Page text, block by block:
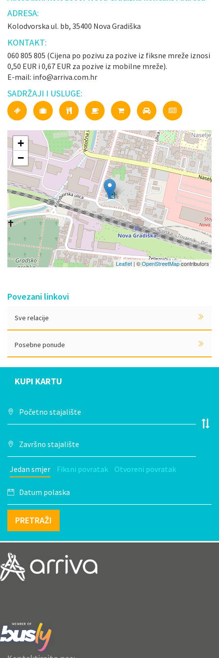
ADRESA:
Kolodvorska ul. bb, 35400 Nova Gradiška
KONTAKT:
060 805 805 (Cijena po pozivu za pozive iz fiksne mreže iznosi
0,50 EUR i 0,67 EUR za pozive iz mobilne mreže).
E-mail: info@arriva.com.hr
SADRŽAJI I USLUGE:
+
−
Leaflet | ©OpenStreetMapcontributors
Povezani linkovi
Sve relacije
Posebne ponude
KUPI KARTU
Jedan smjer Fiksni povratak Otvoreni povratak
PRETRAŽI